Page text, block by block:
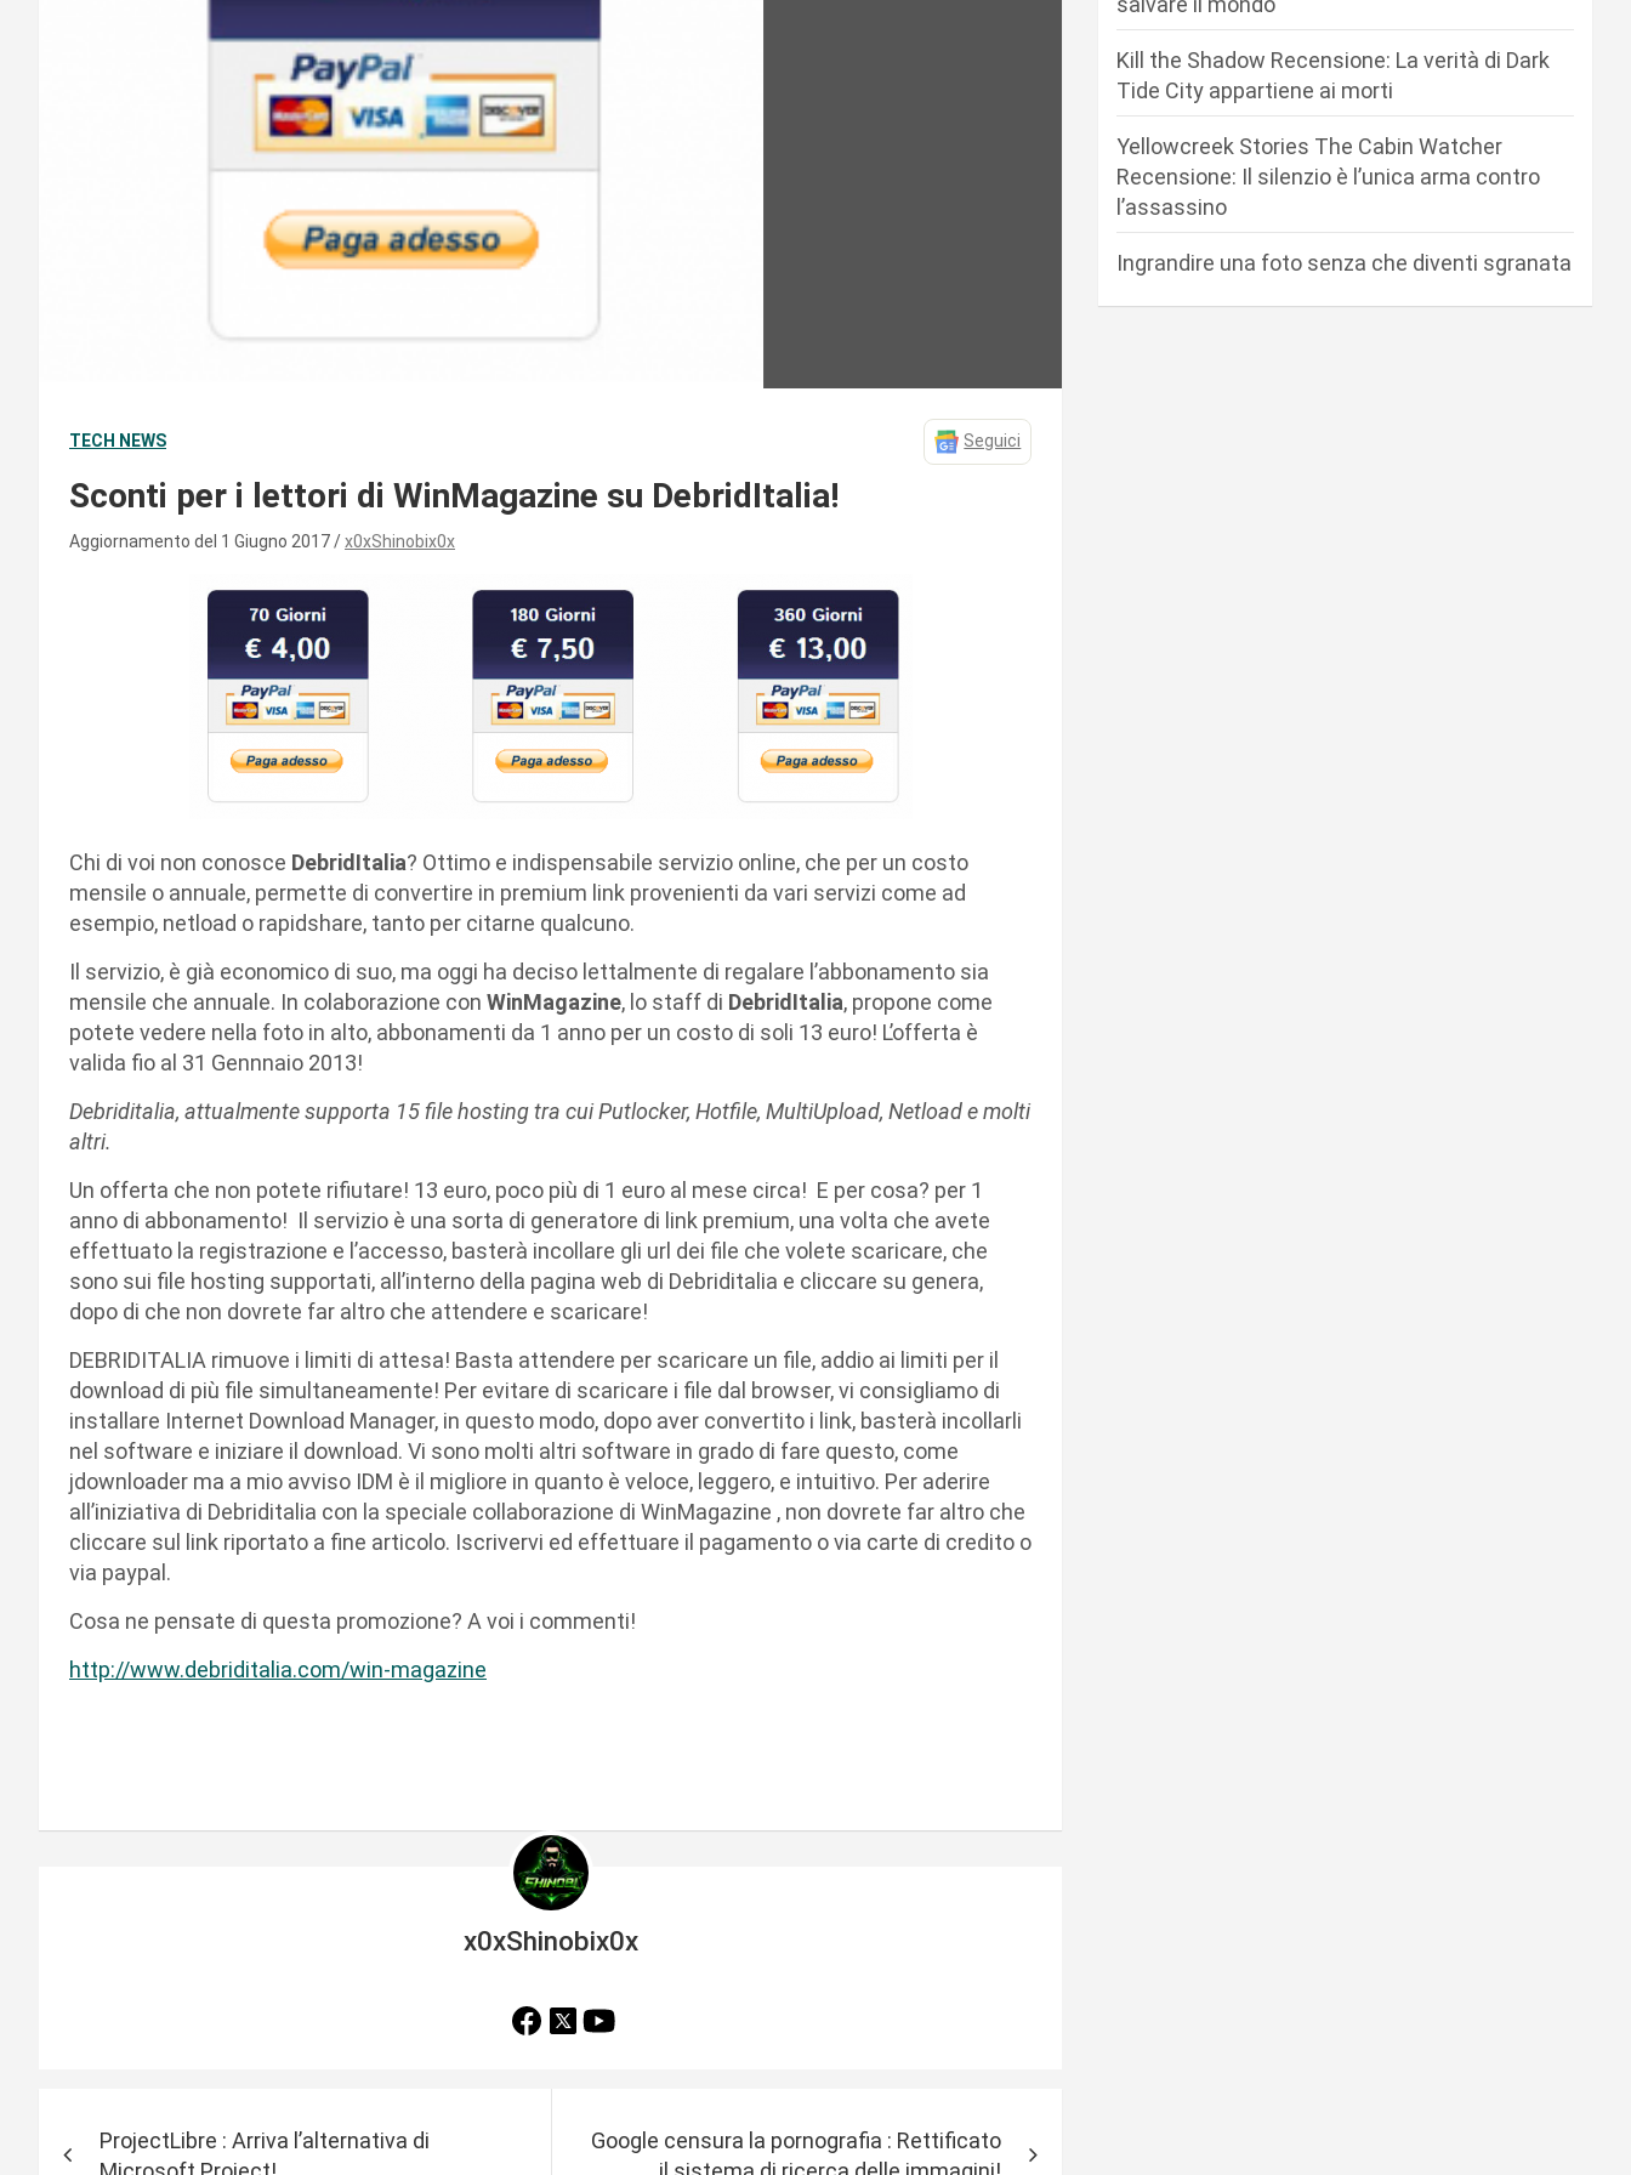
TECH NEWS Seguici
Sconti per i lettori di WinMagazine su DebridItalia!
Aggiornamento del 1 Giugno 2017 x0xShinobix0x
Chi di voi non conosce DebridItalia? Ottimo e indispensabile servizio online, che per un costo
mensile o annuale, permette di convertire in premium link provenienti da vari servizi come ad
esempio, netload o rapidshare, tanto per citarne qualcuno.
Il servizio, è già economico di suo, ma oggi ha deciso lettalmente di regalare l’abbonamento sia
mensile che annuale. In colaborazione con WinMagazine, lo staff di DebridItalia, propone come
potete vedere nella foto in alto, abbonamenti da 1 anno per un costo di soli 13 euro! L’offerta è
valida fio al 31 Gennnaio 2013!
Debriditalia, attualmente supporta 15 file hosting tra cui Putlocker, Hotfile, MultiUpload, Netload e molti
altri.
Un offerta che non potete rifiutare! 13 euro, poco più di 1 euro al mese circa! E per cosa? per 1
anno di abbonamento! Il servizio è una sorta di generatore di link premium, una volta che avete
effettuato la registrazione e l’accesso, basterà incollare gli url dei file che volete scaricare, che
sono sui file hosting supportati, all’interno della pagina web di Debriditalia e cliccare su genera,
dopo di che non dovrete far altro che attendere e scaricare!
DEBRIDITALIA rimuove i limiti di attesa! Basta attendere per scaricare un file, addio ai limiti per il
download di più file simultaneamente! Per evitare di scaricare i file dal browser, vi consigliamo di
installare Internet Download Manager, in questo modo, dopo aver convertito i link, basterà incollarli
nel software e iniziare il download. Vi sono molti altri software in grado di fare questo, come
jdownloader ma a mio avviso IDM è il migliore in quanto è veloce, leggero, e intuitivo. Per aderire
all’iniziativa di Debriditalia con la speciale collaborazione di WinMagazine , non dovrete far altro che
cliccare sul link riportato a fine articolo. Iscrivervi ed effettuare il pagamento o via carte di credito o
via paypal.
Cosa ne pensate di questa promozione? A voi i commenti!
http://www.debriditalia.com/win-magazine
x0xShinobix0x
ProjectLibre : Arriva l’alternativa di
Google censura la pornografia : Rettificato
Kill the Shadow Recensione: La verità di Dark
Tide City appartiene ai morti
Yellowcreek Stories The Cabin Watcher
Recensione: Il silenzio è l’unica arma contro
l’assassino
Ingrandire una foto senza che diventi sgranata